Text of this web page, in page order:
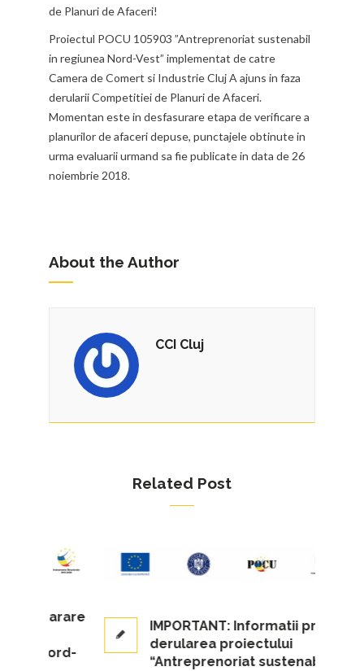
de Planuri de Afaceri!
Proiectul POCU 105903 ”Antreprenoriat sustenabil
in regiunea Nord-Vest” implementat de catre
Camera de Comert si Industrie Cluj A ajuns in faza
derularii Competitiei de Planuri de Afaceri.
Momentan este in desfasurare etapa de verificare a
planurilor de afaceri depuse, punctajele obtinute in
urma evaluarii urmand sa fie publicate in data de 26
noiembrie 2018.
About the Author
CCI Cluj
Related Post
IMPORTANT: Informatii privind
derularea proiectului
“Antreprenoriat sustenabil in